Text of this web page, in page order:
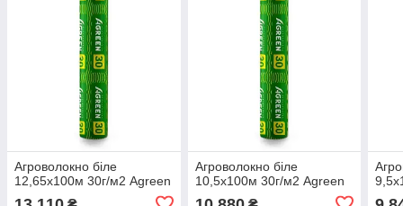
Агроволокно біле
12,65х100м 30г/м2 Agreen
Агроволокно біле
10,5х100м 30г/м2 Agreen